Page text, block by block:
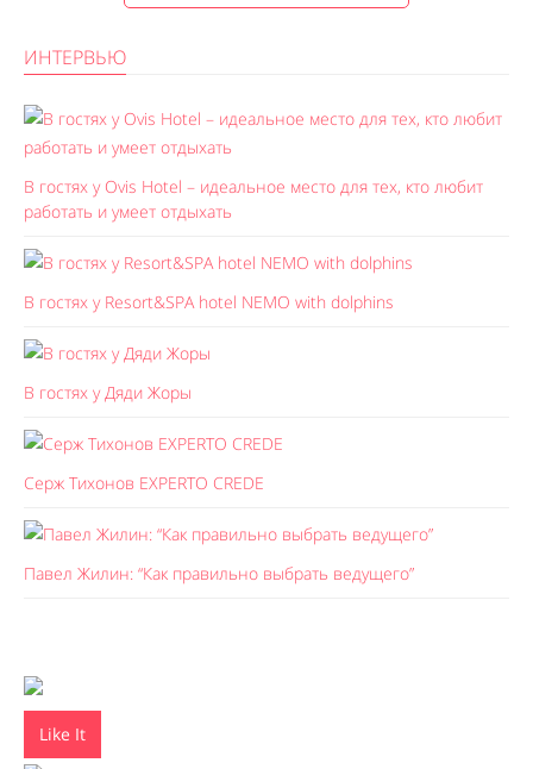
ИНТЕРВЬЮ
В гостях у Ovis Hotel – идеальное место для тех, кто любит
работать и умеет отдыхать
В гостях у Resort&SPA hotel NEMO with dolphins
В гостях у Дяди Жоры
Серж Тихонов EXPERTO CREDE
Павел Жилин: “Как правильно выбрать ведущего”
Like It